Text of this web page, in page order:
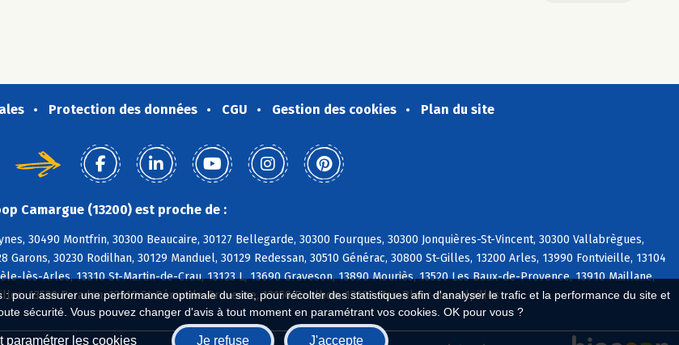
pour assurer une performance optimale du site, pour récolter des statistiques afin d'analyser le trafic et la performance du site et
sécurité. Vous pouvez changer d'avis à tout moment en paramétrant vos cookies. OK pour vous ?
paramétrer les cookies Je refuse J'accepte
Protection des données CGU Gestion des cookies Plan du site
Camargue (13200) est proche de :
30490 Montfrin, 30300 Beaucaire, 30127 Bellegarde, 30300 Fourques, 30300 Jonquières-St-Vincent, 30300 Vallabrègues,
Garons, 30230 Rodilhan, 30129 Manduel, 30129 Redessan, 30510 Générac, 30800 St-Gilles, 13200 Arles, 13990 Fontvieille, 13104
lès-Arles, 13310 St-Martin-de-Crau, 13123 L, 13690 Graveson, 13890 Mouriès, 13520 Les Baux-de-Provence, 13910 Maillane,
13520 Paradou, 13210 St-Rémy-de-Provence, 13150 Boulbon, 13103 Mas-Blanc-des-Alpilles